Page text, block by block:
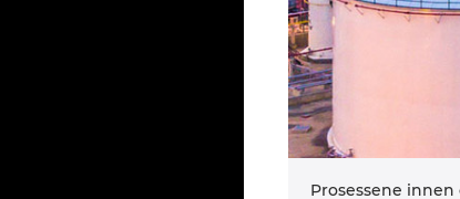
Prosessene innen